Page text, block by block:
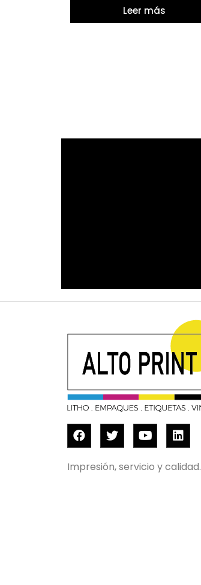
Leer más
Impresión, servicio y calidad.